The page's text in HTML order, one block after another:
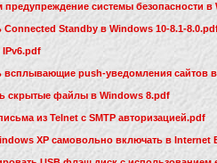
предупреждение системы безопасности в
Standby в Windows 10-8.1-
IPv6.pdf
всплывающие push-уведомления сайтов в
скрытые файлы в Windows 8.pdf
из Telnet с SMTP авторизацией.pdf
XP самовольно включать в